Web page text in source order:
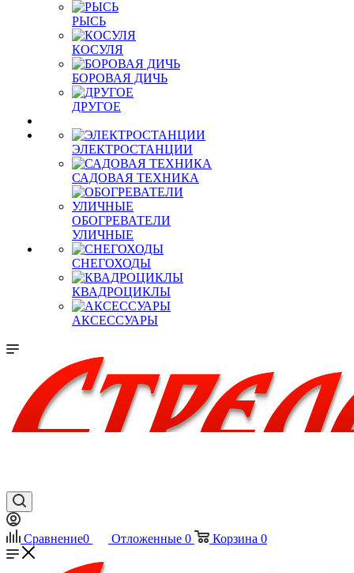
РЫСЬ
КОСУЛЯ
БОРОВАЯ ДИЧЬ
ДРУГОЕ
ЭЛЕКТРОСТАНЦИИ
САДОВАЯ ТЕХНИКА
ОБОГРЕВАТЕЛИ
УЛИЧНЫЕ
СНЕГОХОДЫ
КВАДРОЦИКЛЫ
АКСЕССУАРЫ
Сравнение0 Отложенные 0 Корзина 0